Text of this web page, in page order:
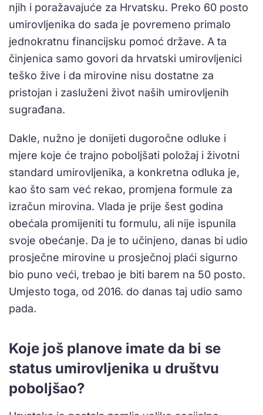
njih i poražavajuće za Hrvatsku. Preko 60 posto
umirovljenika do sada je povremeno primalo
jednokratnu financijsku pomoć države. A ta
činjenica samo govori da hrvatski umirovljenici
teško žive i da mirovine nisu dostatne za
pristojan i zasluženi život naših umirovljenih
sugrađana.
Dakle, nužno je donijeti dugoročne odluke i
mjere koje će trajno poboljšati položaj i životni
standard umirovljenika, a konkretna odluka je,
kao što sam već rekao, promjena formule za
izračun mirovina. Vlada je prije šest godina
obećala promijeniti tu formulu, ali nije ispunila
svoje obećanje. Da je to učinjeno, danas bi udio
prosječne mirovine u prosječnoj plaći sigurno
bio puno veći, trebao je biti barem na 50 posto.
Umjesto toga, od 2016. do danas taj udio samo
pada.
Koje još planove imate da bi se
status umirovljenika u društvu
poboljšao?